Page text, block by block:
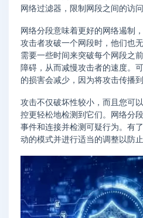
网络过滤器，限制网段之间的访
网络分段意味着更好的网络遏制
攻击者攻破一个网段时，他们也
需要一些时间来突破每个网段之
障碍，从而减慢攻击者的速度。
的损害会减少，因为将攻击传播
攻击不仅破坏性较小，而且您可
控更轻松地检测到它们。网络分
事件和连接并检测可疑行为。有
动的模式并进行适当的调整以防